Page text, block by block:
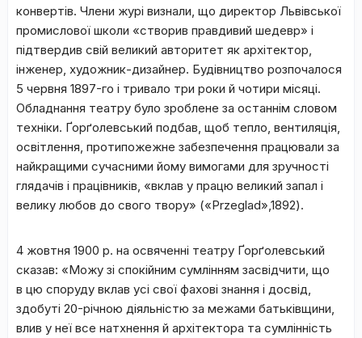
конвертів. Члени журі визнали, що директор Львівської
промислової школи «створив правдивий шедевр» і
підтвердив свій великий авторитет як архітектор,
інженер, художник-дизайнер. Будівництво розпочалося
5 червня 1897-го і тривало три роки й чотири місяці.
Обладнання театру було зроблене за останнім словом
техніки. Ґорґолевський подбав, щоб тепло, вентиляція,
освітлення, протипожежне забезпечення працювали за
найкращими сучасними йому вимогами для зручності
глядачів і працівників, «вклав у працю великий запал і
велику любов до свого твору» («Przeglad»,1892).
4 жовтня 1900 р. на освяченні театру Ґорґолевський
сказав: «Можу зі спокійним сумлінням засвідчити, що
в цю споруду вклав усі свої фахові знання і досвід,
здобуті 20-річною діяльністю за межами батьківщини,
влив у неї все натхнення й архітектора та сумлінність